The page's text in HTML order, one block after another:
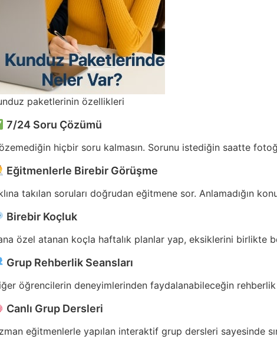
paketlerinin özellikleri
7/24 Soru Çözümü
hiçbir soru kalmasın. Sorunu istediğin saatte
Eğitmenlerle Birebir Görüşme
takılan soruları doğrudan eğitmene sor. Anlamadığın
Birebir Koçluk
özel atanan koçla haftalık planlar yap, eksiklerini birlikte
Grup Rehberlik Seansları
öğrencilerin deneyimlerinden faydalanabileceğin
Canlı Grup Dersleri
eğitmenlerle yapılan interaktif grup dersleri sayesinde